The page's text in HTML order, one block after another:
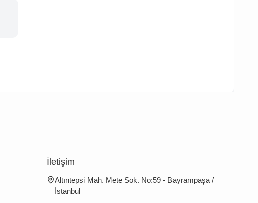
İletişim
Altıntepsi Mah. Mete Sok. No:59 - Bayrampaşa /
İstanbul